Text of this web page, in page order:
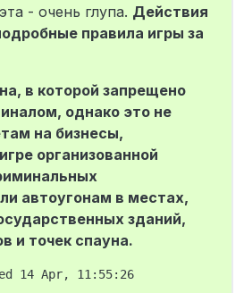
- очень глупа. Действия
правила игры за
в которой запрещено
однако это не
на бизнесы,
организованной
автоугонам в местах,
зданий,
и точек спауна.
14 Apr, 11:55:26